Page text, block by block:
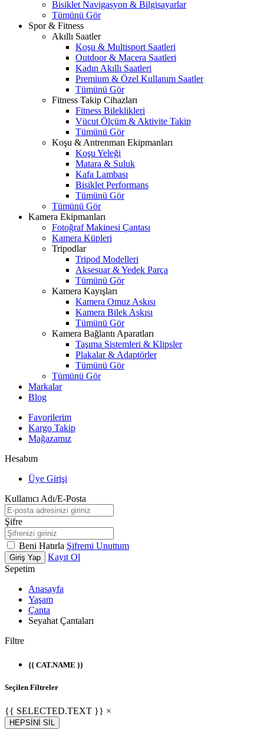
Bisiklet Navigasyon & Bilgisayarlar
Tümünü Gör
Spor & Fitness
Akıllı Saatler
Koşu & Multisport Saatleri
Outdoor & Macera Saatleri
Kadın Akıllı Saatleri
Premium & Özel Kullanım Saatler
Tümünü Gör
Fitness Takip Cihazları
Fitness Bileklikleri
Vücut Ölçüm & Aktivite Takip
Tümünü Gör
Koşu & Antrenman Ekipmanları
Koşu Yeleği
Matara & Suluk
Kafa Lambası
Bisiklet Performans
Tümünü Gör
Tümünü Gör
Kamera Ekipmanları
Fotoğraf Makinesi Çantası
Kamera Küpleri
Tripodlar
Tripod Modelleri
Aksesuar & Yedek Parça
Tümünü Gör
Kamera Kayışları
Kamera Omuz Askısı
Kamera Bilek Askısı
Tümünü Gör
Kamera Bağlantı Aparatları
Taşıma Sistemleri & Klipsler
Plakalar & Adaptörler
Tümünü Gör
Tümünü Gör
Markalar
Blog
Favorilerim
Kargo Takip
Mağazamız
Hesabım
Üye Girişi
Kullanıcı Adı/E-Posta
Şifre
Beni Hatırla Şifremi Unuttum
Giriş Yap
Kayıt Ol
Sepetim
Anasayfa
Yaşam
Çanta
Seyahat Çantaları
Filtre
{{ CAT.NAME }}
Seçilen Filtreler
{{ SELECTED.TEXT }} ×
HEPSİNİ SİL